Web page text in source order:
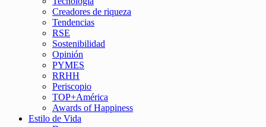
Creadores de riqueza
Tendencias
RSE
Sostenibilidad
Opinión
PYMES
RRHH
Periscopio
TOP+América
Awards of Happiness
Estilo de Vida